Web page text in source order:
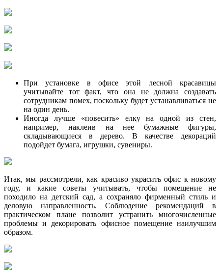
При установке в офисе этой лесной красавицы
учитывайте тот факт, что она не должна создавать
сотрудникам помех, поскольку будет устанавливаться не
на один день.
Иногда лучше «повесить» елку на одной из стен,
например, наклеив на нее бумажные фигуры,
складывающиеся в дерево. В качестве декораций
подойдет бумага, игрушки, сувениры.
Итак, мы рассмотрели, как красиво украсить офис к новому
году, и какие советы учитывать, чтобы помещение не
походило на детский сад, а сохраняло фирменный стиль и
деловую направленность. Соблюдение рекомендаций в
практическом плане позволит устранить многочисленные
проблемы и декорировать офисное помещение наилучшим
образом.